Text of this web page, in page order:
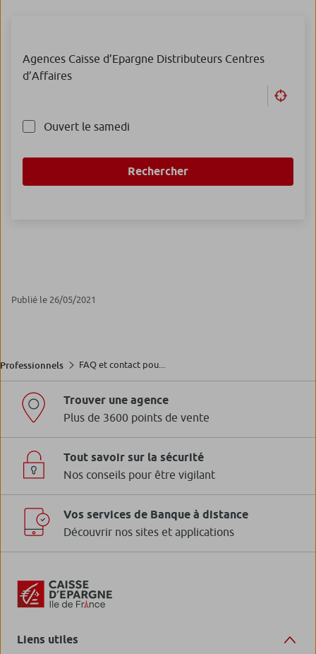
Agences Caisse d’Epargne Distributeurs Centres
d’Affaires
Ouvert le samedi
Rechercher
Publié le 26/05/2021
Professionnels FAQ et contact pou...
Trouver une agence
Plus de 3600 points de vente
Tout savoir sur la sécurité
Nos conseils pour être vigilant
Vos services de Banque à distance
Découvrir nos sites et applications
Liens utiles